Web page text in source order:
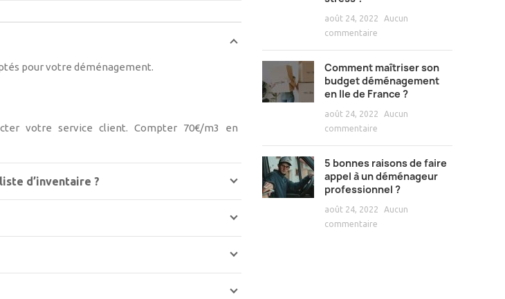
pour votre déménagement.
votre service client. Compter 70€/m3 en
d’inventaire ?
août 24, 2022
Aucun
commentaire
Comment maîtriser son
budget déménagement
en Ile de France ?
août 24, 2022
Aucun
commentaire
5 bonnes raisons de faire
appel à un déménageur
professionnel ?
août 24, 2022
Aucun
commentaire